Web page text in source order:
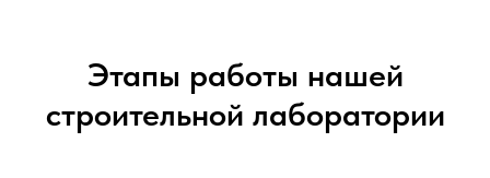
Этапы работы нашей
строительной лаборатории